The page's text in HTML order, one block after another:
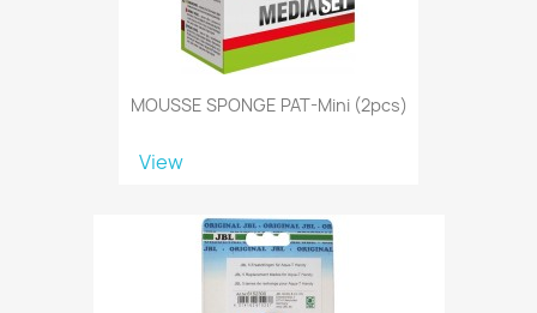
MOUSSE SPONGE PAT-Mini (2pcs)
View